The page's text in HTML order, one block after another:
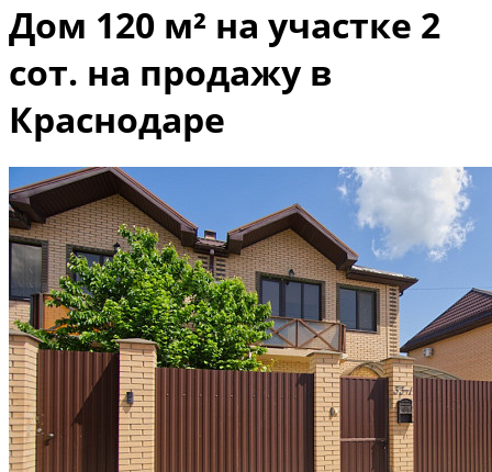
Дом 120 м² на участке 2
сот. на продажу в
Краснодаре